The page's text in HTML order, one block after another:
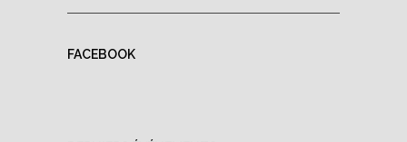
FACEBOOK